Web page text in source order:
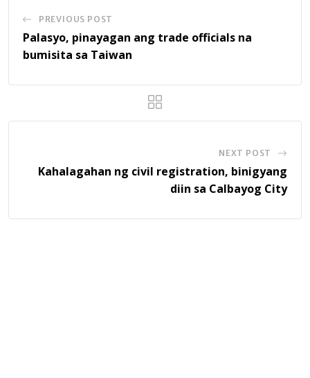
PREVIOUS POST
Palasyo, pinayagan ang trade officials na
bumisita sa Taiwan
NEXT POST
Kahalagahan ng civil registration, binigyang
diin sa Calbayog City